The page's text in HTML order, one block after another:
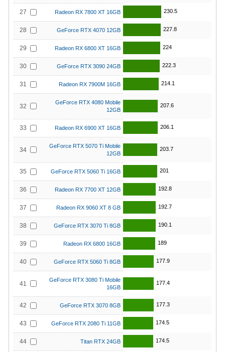
27 Radeon RX 7800 XT 16GB 230.5
28 GeForce RTX 4070 12GB 227.8
29 Radeon RX 6800 XT 16GB 224
30 GeForce RTX 3090 24GB 222.3
31 Radeon RX 7900M 16GB 214.1
32
GeForce RTX 4080 Mobile
12GB
207.6
33 Radeon RX 6900 XT 16GB 206.1
34
GeForce RTX 5070 Ti Mobile
12GB
203.7
35 GeForce RTX 5060 Ti 16GB 201
36 Radeon RX 7700 XT 12GB 192.8
37 Radeon RX 9060 XT 8 GB 192.7
38 GeForce RTX 3070 Ti 8GB 190.1
39 Radeon RX 6800 16GB 189
40 GeForce RTX 5060 Ti 8GB 177.9
41
GeForce RTX 3080 Ti Mobile
16GB
177.4
42 GeForce RTX 3070 8GB 177.3
43 GeForce RTX 2080 Ti 11GB 174.5
44 Titan RTX 24GB 174.5